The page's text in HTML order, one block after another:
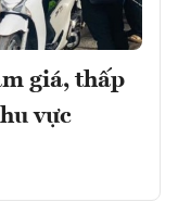
giá, thấp
vực